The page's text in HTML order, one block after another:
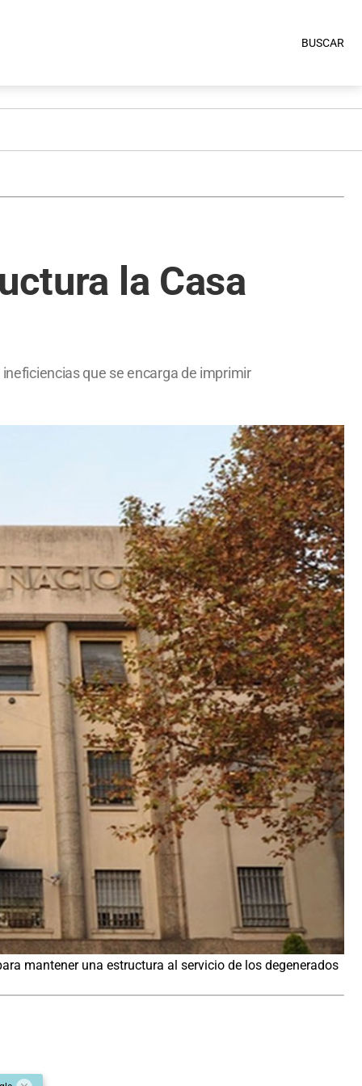
BUSCAR
la Casa
que se encarga de imprimir
mantener una estructura al servicio de los degenerados